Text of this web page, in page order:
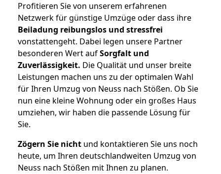
Profitieren Sie von unserem erfahrenen
Netzwerk für günstige Umzüge oder dass ihre
Beiladung reibungslos und stressfrei
vonstattengeht. Dabei legen unsere Partner
besonderen Wert aufSorgfalt und
Zuverlässigkeit. Die Qualität und unser breite
Leistungen machen uns zu der optimalen Wahl
für Ihren Umzug von Neuss nach Stößen. Ob Sie
nun eine kleine Wohnung oder ein großes Haus
umziehen, wir haben die passende Lösung für
Sie.
Zögern Sie nicht und kontaktieren Sie uns noch
heute, um Ihren deutschlandweiten Umzug von
Neuss nach Stößen mit Ihnen zu planen.